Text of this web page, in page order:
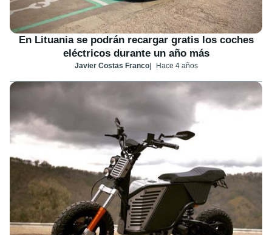
En Lituania se podrán recargar gratis los coches
eléctricos durante un año más
Javier Costas Franco Hace 4 años